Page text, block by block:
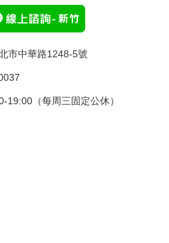
市中華路1248-5號
19:00（每周三固定公休）